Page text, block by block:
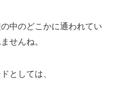
中のどこかに通われてい
せんね。
としては、